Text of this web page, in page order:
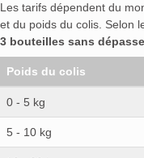
Les tarifs dépendent du
et du poids du colis. Selon
3 bouteilles sans
Poids du colis
0 - 5 kg
5 - 10 kg